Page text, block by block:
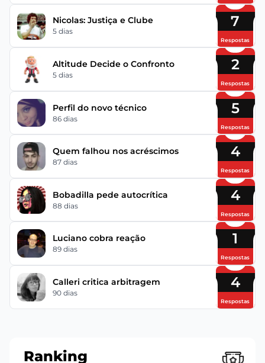
Nicolas: Justiça e Clube
5 dias
7
Respostas
Altitude Decide o Confronto
5 dias
2
Respostas
Perfil do novo técnico
86 dias
5
Respostas
Quem falhou nos acréscimos
87 dias
4
Respostas
Bobadilla pede autocrítica
88 dias
4
Respostas
Luciano cobra reação
89 dias
1
Respostas
Calleri critica arbitragem
90 dias
4
Respostas
Ranking